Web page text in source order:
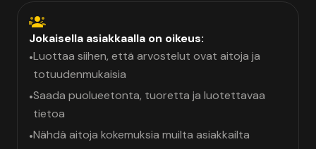
Jokaisella asiakkaalla on oikeus:
•Luottaa siihen, että arvostelut ovat aitoja ja
totuudenmukaisia
•Saada puolueetonta, tuoretta ja luotettavaa
tietoa
•Nähdä aitoja kokemuksia muilta asiakkailta